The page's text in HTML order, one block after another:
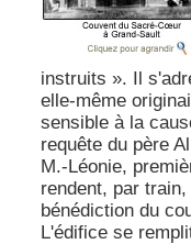
instruits ». Il
elle-même
sensible à la
requête du père
M.-Léonie,
rendent, par
bénédiction du
L'édifice se